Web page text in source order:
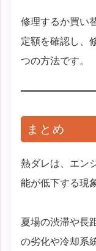
修理するか買い
定額を確認し、
つの方法です。
まとめ
熱ダレは、エン
能が低下する現
夏場の渋滞や長
の劣化や冷却系